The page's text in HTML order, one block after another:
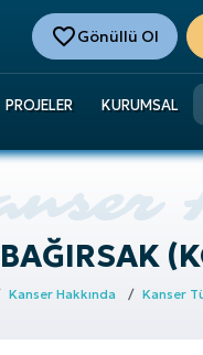
Gönüllü Ol
PROJELER KURUMSAL
Kanser Hakkında Kanser